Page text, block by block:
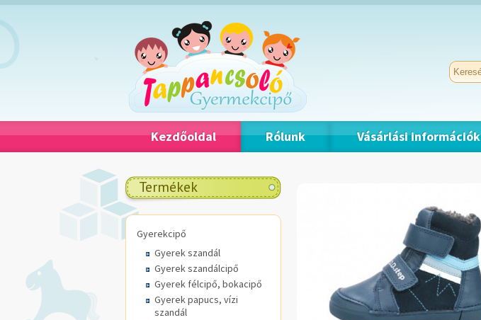
Kezdőoldal Rólunk Vásárlási információk
Termékek
Gyerekcipő
Gyerek szandál
Gyerek szandálcipő
Gyerek félcipő, bokacipő
Gyerek papucs, vízi
szandál